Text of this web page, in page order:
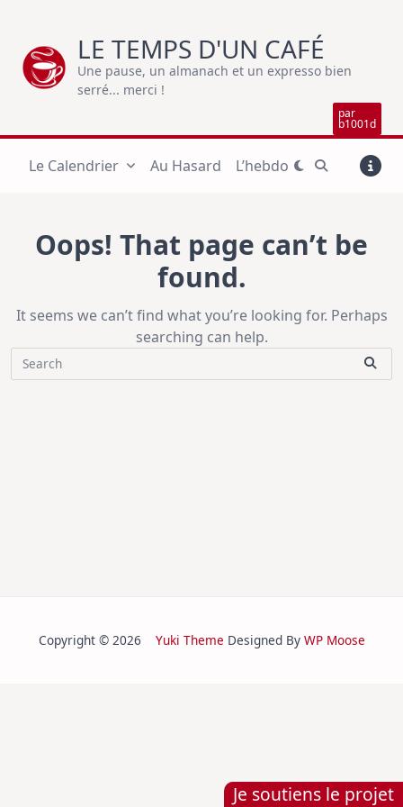
Je soutiens le projet
content
LE TEMPS D'UN CAFÉ
Une pause, un almanach et un expresso bien
serré... merci !
par
b1001d
Le Calendrier Au Hasard L’hebdo
Oops! That page can’t be
found.
It seems we can’t find what you’re looking for. Perhaps
searching can help.
Search
Copyright © 2026 Yuki Theme Designed By WP Moose